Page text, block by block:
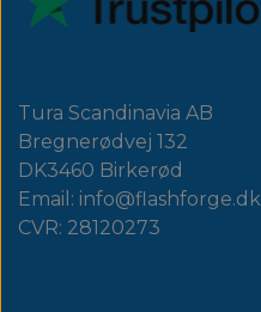
Tura Scandinavia AB
Bregnerødvej 132
DK3460 Birkerød
Email: info@flashforge.dk
CVR: 28120273